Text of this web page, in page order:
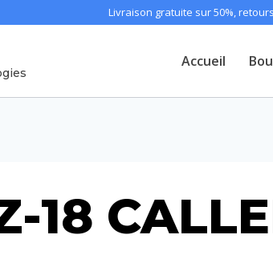
Livraison gratuite sur 50%,
Accueil
18